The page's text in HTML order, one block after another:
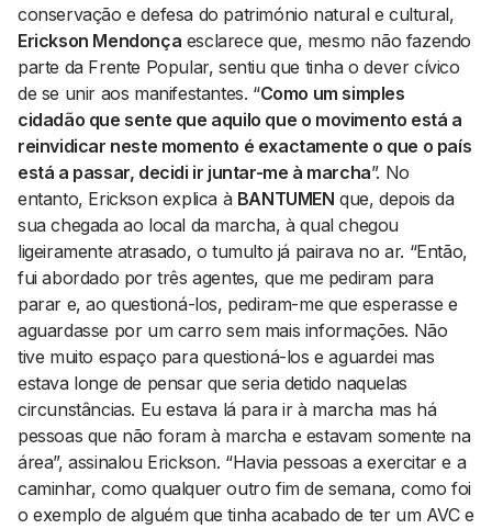
conservação e defesa do património natural e cultural,
Erickson Mendonça esclarece que, mesmo não fazendo
parte da Frente Popular, sentiu que tinha o dever cívico
de se unir aos manifestantes. “Como um simples
cidadão que sente que aquilo que o movimento está a
reinvidicar neste momento é exactamente o que o país
está a passar, decidi ir juntar-me à marcha”. No
entanto, Erickson explica à BANTUMEN que, depois da
sua chegada ao local da marcha, à qual chegou
ligeiramente atrasado, o tumulto já pairava no ar. “Então,
fui abordado por três agentes, que me pediram para
parar e, ao questioná-los, pediram-me que esperasse e
aguardasse por um carro sem mais informações. Não
tive muito espaço para questioná-los e aguardei mas
estava longe de pensar que seria detido naquelas
circunstâncias. Eu estava lá para ir à marcha mas há
pessoas que não foram à marcha e estavam somente na
área”, assinalou Erickson. “Havia pessoas a exercitar e a
caminhar, como qualquer outro fim de semana, como foi
o exemplo de alguém que tinha acabado de ter um AVC e